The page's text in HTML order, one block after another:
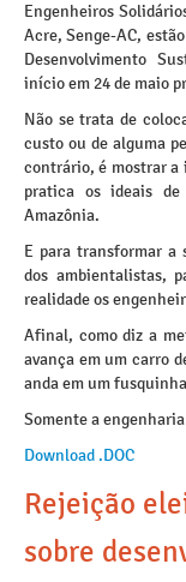
Engenheiros
Acre, Senge-AC,
Desenvolvimento
início em 24 de maio
Não se trata de
custo ou de alguma
contrário, é mostrar a
pratica os ideais
Amazônia.
E para transformar a
dos ambientalistas,
realidade os
Afinal, como diz a
avança em um carro
anda em um
Somente a
Download .DOC
Rejeição
sobre